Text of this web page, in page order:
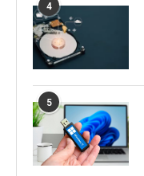
4
5